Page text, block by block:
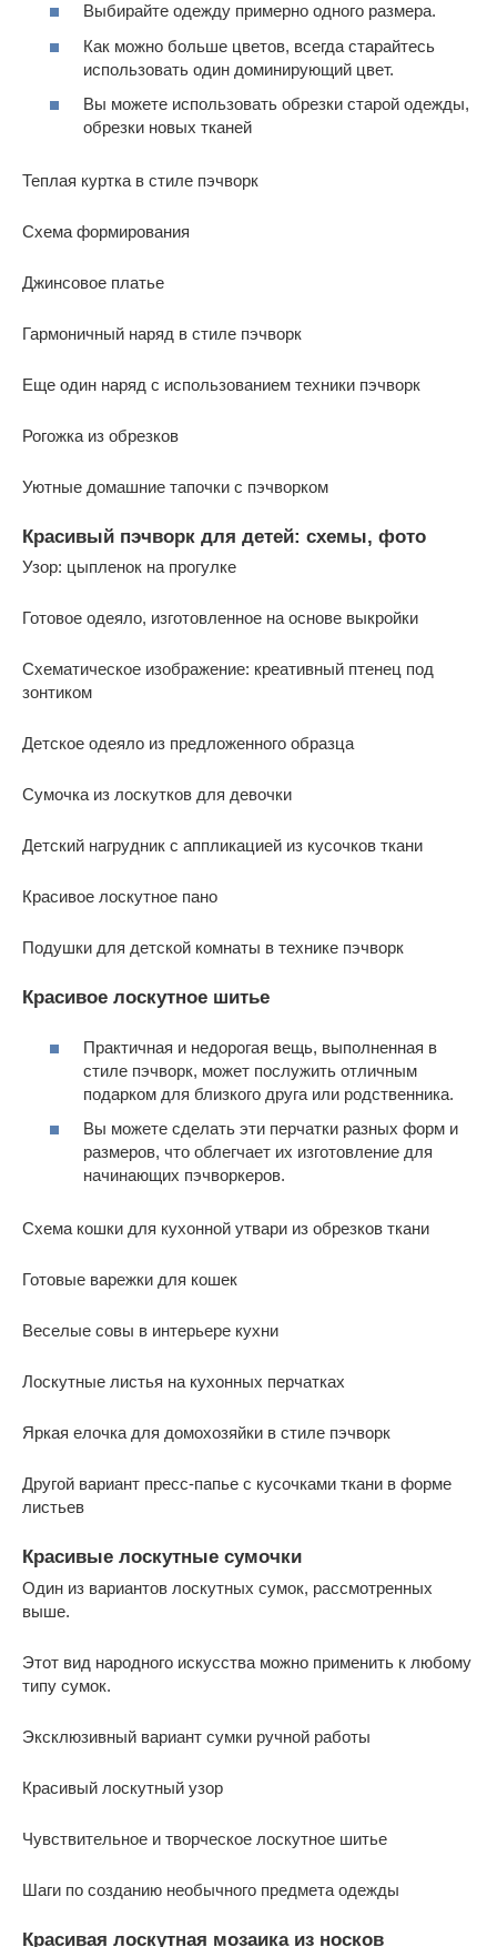
Выбирайте одежду примерно одного размера.
Как можно больше цветов, всегда старайтесь
использовать один доминирующий цвет.
Вы можете использовать обрезки старой одежды,
обрезки новых тканей
Теплая куртка в стиле пэчворк
Схема формирования
Джинсовое платье
Гармоничный наряд в стиле пэчворк
Еще один наряд с использованием техники пэчворк
Рогожка из обрезков
Уютные домашние тапочки с пэчворком
Красивый пэчворк для детей: схемы, фото
Узор: цыпленок на прогулке
Готовое одеяло, изготовленное на основе выкройки
Схематическое изображение: креативный птенец под
зонтиком
Детское одеяло из предложенного образца
Сумочка из лоскутков для девочки
Детский нагрудник с аппликацией из кусочков ткани
Красивое лоскутное пано
Подушки для детской комнаты в технике пэчворк
Красивое лоскутное шитье
Практичная и недорогая вещь, выполненная в
стиле пэчворк, может послужить отличным
подарком для близкого друга или родственника.
Вы можете сделать эти перчатки разных форм и
размеров, что облегчает их изготовление для
начинающих пэчворкеров.
Схема кошки для кухонной утвари из обрезков ткани
Готовые варежки для кошек
Веселые совы в интерьере кухни
Лоскутные листья на кухонных перчатках
Яркая елочка для домохозяйки в стиле пэчворк
Другой вариант пресс-папье с кусочками ткани в форме
листьев
Красивые лоскутные сумочки
Один из вариантов лоскутных сумок, рассмотренных
выше.
Этот вид народного искусства можно применить к любому
типу сумок.
Эксклюзивный вариант сумки ручной работы
Красивый лоскутный узор
Чувствительное и творческое лоскутное шитье
Шаги по созданию необычного предмета одежды
Красивая лоскутная мозаика из носков